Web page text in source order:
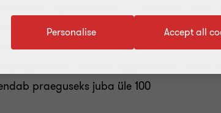
regulatsioonid on muutuste tuules.
mida aastate vältel nähtud. Peamise
maksukäsitluses üha täpsemad, andis
vastane tegevuskava (BEPS
praeguseks juba üle 100
Accept all
Personalise